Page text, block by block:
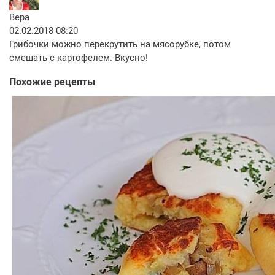
Вера
02.02.2018 08:20
Грибочки можно перекрутить на мясорубке, потом
смешать с картофелем. Вкусно!
Похожие рецепты